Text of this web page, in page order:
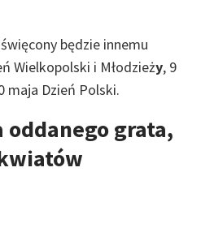
będzie innemu
Wielkopolski i Młodzieży, 9
maja Dzień Polski.
oddanego grata,